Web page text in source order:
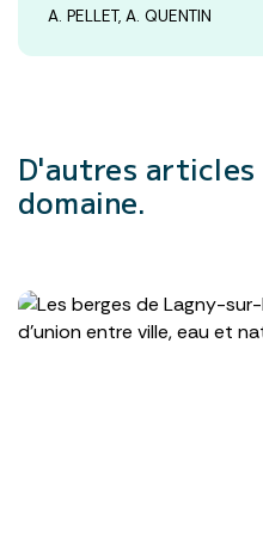
A. PELLET, A. QUENTIN
D'autres articles
domaine.